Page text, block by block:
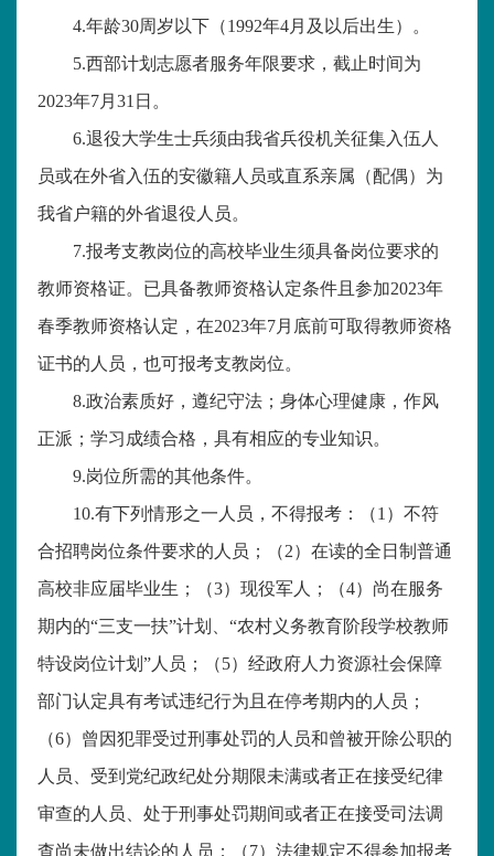
4.年龄30周岁以下（1992年4月及以后出生）。
5.西部计划志愿者服务年限要求，截止时间为
2023年7月31日。
6.退役大学生士兵须由我省兵役机关征集入伍人
员或在外省入伍的安徽籍人员或直系亲属（配偶）为
我省户籍的外省退役人员。
7.报考支教岗位的高校毕业生须具备岗位要求的
教师资格证。已具备教师资格认定条件且参加2023年
春季教师资格认定，在2023年7月底前可取得教师资格
证书的人员，也可报考支教岗位。
8.政治素质好，遵纪守法；身体心理健康，作风
正派；学习成绩合格，具有相应的专业知识。
9.岗位所需的其他条件。
10.有下列情形之一人员，不得报考：（1）不符
合招聘岗位条件要求的人员；（2）在读的全日制普通
高校非应届毕业生；（3）现役军人；（4）尚在服务
期内的“三支一扶”计划、“农村义务教育阶段学校教师
特设岗位计划”人员；（5）经政府人力资源社会保障
部门认定具有考试违纪行为且在停考期内的人员；
（6）曾因犯罪受过刑事处罚的人员和曾被开除公职的
人员、受到党纪政纪处分期限未满或者正在接受纪律
审查的人员、处于刑事处罚期间或者正在接受司法调
查尚未做出结论的人员；（7）法律规定不得参加报考